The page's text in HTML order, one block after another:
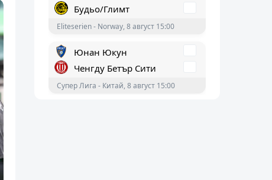
Eliteserien - Norway, 8 август 15:00
Юнан Юкун
Ченгду Бетър Сити
Супер Лига - Китай, 8 август 15:00
Далиан Ингбо